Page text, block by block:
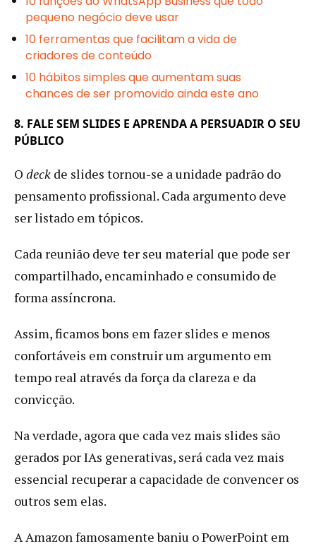
pequeno negócio deve usar
10 ferramentas que facilitam a vida de
criadores de conteúdo
10 hábitos simples que aumentam suas
chances de ser promovido ainda este ano
8. FALE SEM SLIDES E APRENDA A PERSUADIR O SEU
PÚBLICO
O deck de slides tornou-se a unidade padrão do
pensamento profissional. Cada argumento deve
ser listado em tópicos.
Cada reunião deve ter seu material que pode ser
compartilhado, encaminhado e consumido de
forma assíncrona.
Assim, ficamos bons em fazer slides e menos
confortáveis em construir um argumento em
tempo real através da força da clareza e da
convicção.
Na verdade, agora que cada vez mais slides são
gerados por IAs generativas, será cada vez mais
essencial recuperar a capacidade de convencer os
outros sem elas.
A Amazon famosamente baniu o PowerPoint em